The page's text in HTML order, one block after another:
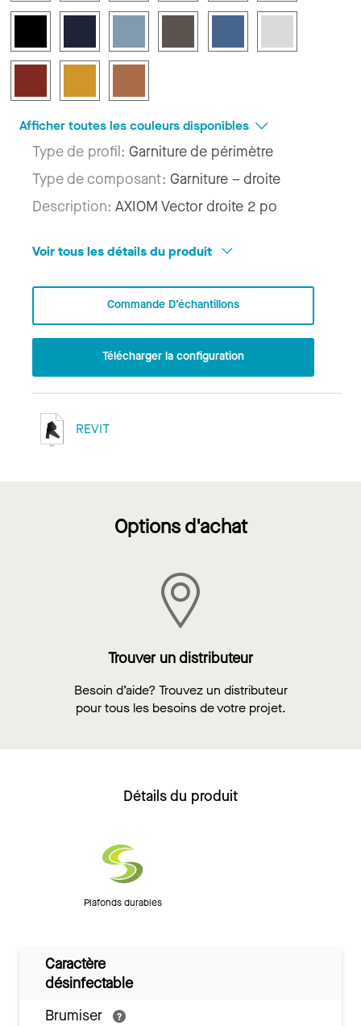
Afficher toutes les couleurs disponibles
Type de profil: Garniture de périmètre
Type de composant: Garniture – droite
Description: AXIOM Vector droite 2 po
Voir tous les détails du produit
Commande D’échantillons
Télécharger la configuration
REVIT
Options d'achat
Trouver un distributeur
Besoin d’aide? Trouvez un distributeur
pour tous les besoins de votre projet.
Détails du produit
Plafonds durables
Caractère
désinfectable
Brumiser